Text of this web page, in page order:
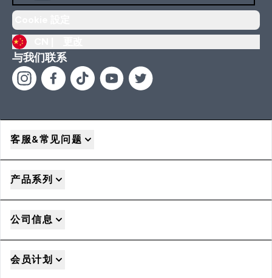
与我们联系
客服&常见问题
产品系列
公司信息
会员计划